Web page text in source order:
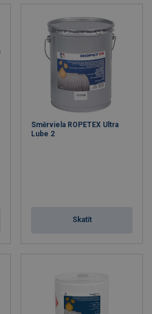
Smērviela ROPETEX Ultra
Lube 2
Skatīt